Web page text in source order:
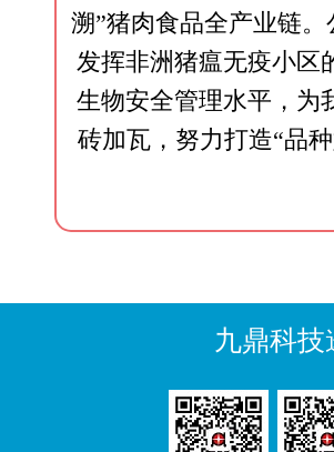
溯”猪肉食品全产业链
发挥非洲猪瘟无疫小区
生物安全管理水平，为
砖加瓦，努力打造“品
九鼎科